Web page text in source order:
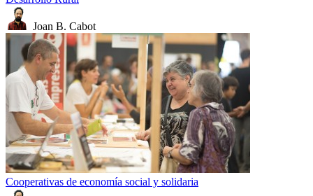
Joan B. Cabot
Cooperativas de economía social y solidaria